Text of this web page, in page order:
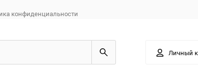
конфиденциальности
Личный